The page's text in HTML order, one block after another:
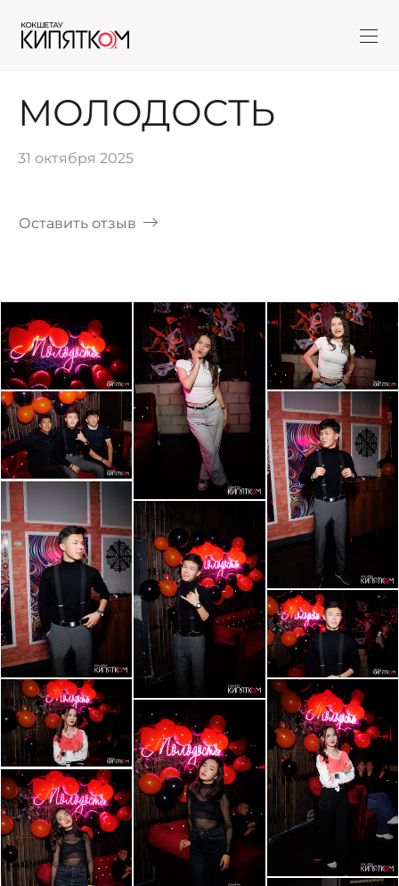
МОЛОДОСТЬ
31 октября 2025
Оставить отзыв